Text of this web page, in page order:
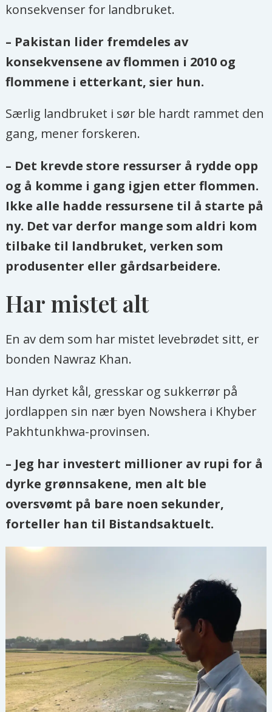
konsekvenser for landbruket.
– Pakistan lider fremdeles av
konsekvensene av flommen i 2010 og
flommene i etterkant, sier hun.
Særlig landbruket i sør ble hardt rammet den
gang, mener forskeren.
– Det krevde store ressurser å rydde opp
og å komme i gang igjen etter flommen.
Ikke alle hadde ressursene til å starte på
ny. Det var derfor mange som aldri kom
tilbake til landbruket, verken som
produsenter eller gårdsarbeidere.
Har mistet alt
En av dem som har mistet levebrødet sitt, er
bonden Nawraz Khan.
Han dyrket kål, gresskar og sukkerrør på
jordlappen sin nær byen Nowshera i Khyber
Pakhtunkhwa-provinsen.
– Jeg har investert millioner av rupi for å
dyrke grønnsakene, men alt ble
oversvømt på bare noen sekunder,
forteller han til Bistandsaktuelt.